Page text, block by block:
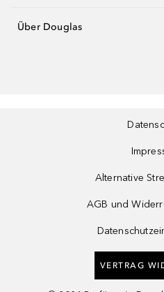
Über Douglas
Alternative
AGB und
VERTRAG